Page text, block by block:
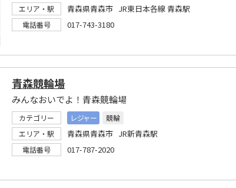
エリア・駅
青森県青森市 JR東日本各線 青森駅
電話番号 017-743-3180
青森競輪場
みんなおいでよ！青森競輪場
カテゴリー レジャー
競輪
エリア・駅
青森県青森市 JR新青森駅
電話番号 017-787-2020